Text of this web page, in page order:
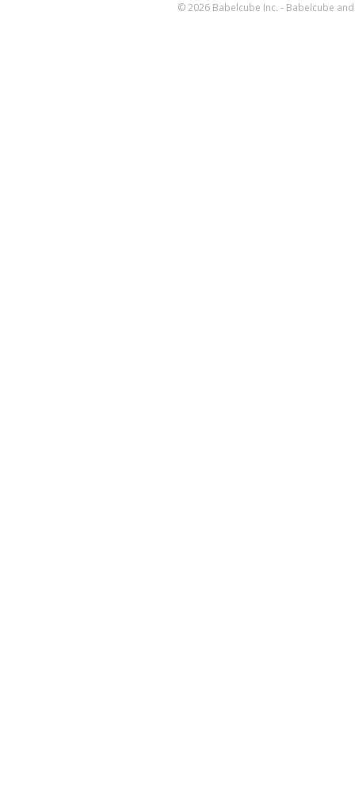
© 2026 Babelcube Inc. - Babelcube